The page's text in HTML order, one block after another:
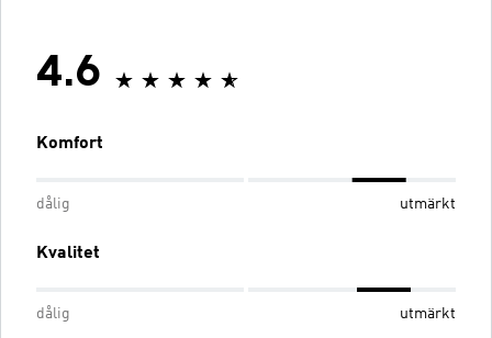
4.6
Komfort
dålig utmärkt
Kvalitet
dålig utmärkt